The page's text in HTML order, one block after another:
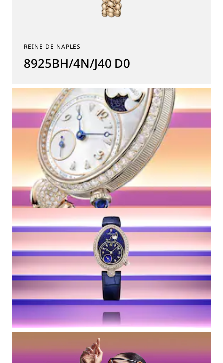
REINE DE NAPLES
8925BH/4N/J40 D0